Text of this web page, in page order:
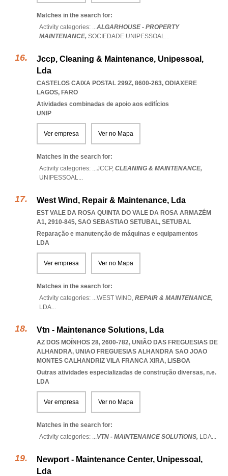
Matches in the search for:
Activity categories: ...ALGARHOUSE - PROPERTY
MAINTENANCE, SOCIEDADE UNIPESSOAL...
Jccp, Cleaning & Maintenance, Unipessoal,
Lda
CASTELOS CAIXA POSTAL 299Z, 8600-263, ODIAXERE
LAGOS, FARO
Atividades combinadas de apoio aos edifícios
UNIP
Ver empresa Ver no Mapa
Matches in the search for:
Activity categories: ...JCCP, CLEANING & MAINTENANCE,
UNIPESSOAL...
West Wind, Repair & Maintenance, Lda
EST VALE DA ROSA QUINTA DO VALE DA ROSA ARMAZÉM
A1, 2910-845, SAO SEBASTIAO SETUBAL, SETUBAL
Reparação e manutenção de máquinas e equipamentos
LDA
Ver empresa Ver no Mapa
Matches in the search for:
Activity categories: ...WEST WIND, REPAIR & MAINTENANCE,
LDA...
Vtn - Maintenance Solutions, Lda
AZ DOS MOÍNHOS 28, 2600-782, UNIÃO DAS FREGUESIAS DE
ALHANDRA, UNIAO FREGUESIAS ALHANDRA SAO JOAO
MONTES CALHANDRIZ VILA FRANCA XIRA, LISBOA
Outras atividades especializadas de construção diversas, n.e.
LDA
Ver empresa Ver no Mapa
Matches in the search for:
Activity categories: ...VTN - MAINTENANCE SOLUTIONS, LDA...
Newport - Maintenance Center, Unipessoal,
Lda